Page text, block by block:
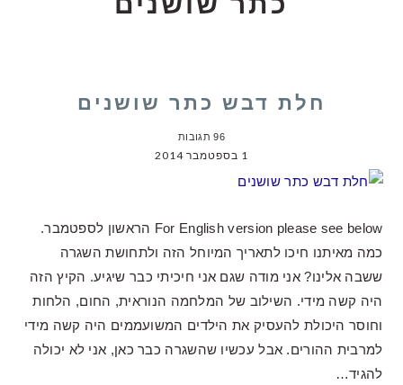
חלת דבש כתר שושנים
96 תגובות
1 בספטמבר 2014
For English version please see below הראשון לספטמבר.
כמה מאיתנו חיכו לתאריך המיוחל הזה ולתחושת השגרה
ששבה אלינו? אני מודה שגם אני חיכיתי כבר שיגיע. הקיץ הזה
היה קשה מידי. השילוב של המלחמה הנוראית, החום, הלחות
וחוסר היכולת להעסיק את הילדים המשועממים היה קשה מידי
למרבית ההורים. אבל עכשיו שהשגרה כבר כאן, אני לא יכולה
להגיד…